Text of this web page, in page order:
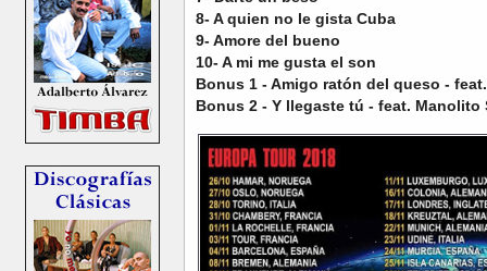
8- A quien no le gista Cuba
9- Amore del bueno
10- A mi me gusta el son
Bonus 1 - Amigo ratón del queso -
Bonus 2 - Y llegaste tú - feat. Manolito